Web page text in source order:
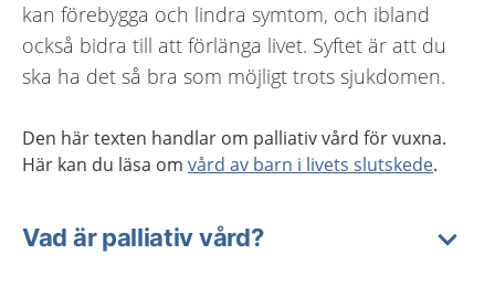
kan förebygga och lindra symtom, och ibland
också bidra till att förlänga livet. Syftet är att du
ska ha det så bra som möjligt trots sjukdomen.
Den här texten handlar om palliativ vård för vuxna.
Här kan du läsa om vård av barn i livets slutskede.
Vad är palliativ vård?